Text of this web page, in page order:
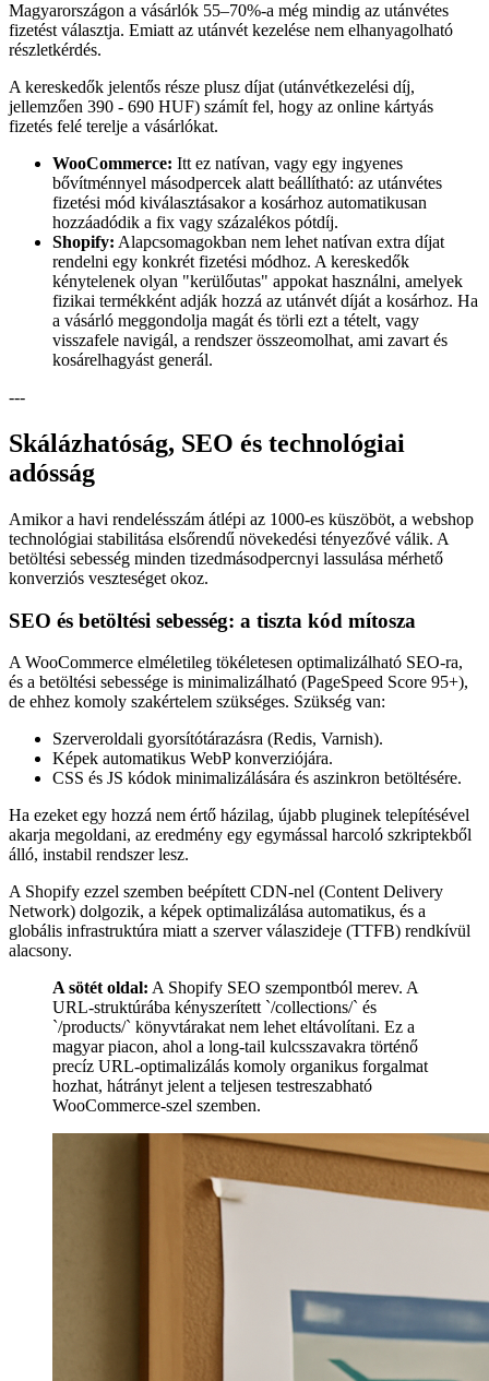
Magyarországon a vásárlók 55–70%-a még mindig az utánvétes
fizetést választja. Emiatt az utánvét kezelése nem elhanyagolható
részletkérdés.
A kereskedők jelentős része plusz díjat (utánvétkezelési díj,
jellemzően 390 - 690 HUF) számít fel, hogy az online kártyás
fizetés felé terelje a vásárlókat.
WooCommerce: Itt ez natívan, vagy egy ingyenes
bővítménnyel másodpercek alatt beállítható: az utánvétes
fizetési mód kiválasztásakor a kosárhoz automatikusan
hozzáadódik a fix vagy százalékos pótdíj.
Shopify: Alapcsomagokban nem lehet natívan extra díjat
rendelni egy konkrét fizetési módhoz. A kereskedők
kénytelenek olyan "kerülőutas" appokat használni, amelyek
fizikai termékként adják hozzá az utánvét díját a kosárhoz. Ha
a vásárló meggondolja magát és törli ezt a tételt, vagy
visszafele navigál, a rendszer összeomolhat, ami zavart és
kosárelhagyást generál.
---
Skálázhatóság, SEO és technológiai
adósság
Amikor a havi rendelésszám átlépi az 1000-es küszöböt, a webshop
technológiai stabilitása elsőrendű növekedési tényezővé válik. A
betöltési sebesség minden tizedmásodpercnyi lassulása mérhető
konverziós veszteséget okoz.
SEO és betöltési sebesség: a tiszta kód mítosza
A WooCommerce elméletileg tökéletesen optimalizálható SEO-ra,
és a betöltési sebessége is minimalizálható (PageSpeed Score 95+),
de ehhez komoly szakértelem szükséges. Szükség van:
Szerveroldali gyorsítótárazásra (Redis, Varnish).
Képek automatikus WebP konverziójára.
CSS és JS kódok minimalizálására és aszinkron betöltésére.
Ha ezeket egy hozzá nem értő házilag, újabb pluginek telepítésével
akarja megoldani, az eredmény egy egymással harcoló szkriptekből
álló, instabil rendszer lesz.
A Shopify ezzel szemben beépített CDN-nel (Content Delivery
Network) dolgozik, a képek optimalizálása automatikus, és a
globális infrastruktúra miatt a szerver válaszideje (TTFB) rendkívül
alacsony.
A sötét oldal: A Shopify SEO szempontból merev. A
URL-struktúrába kényszerített `/collections/` és
`/products/` könyvtárakat nem lehet eltávolítani. Ez a
magyar piacon, ahol a long-tail kulcsszavakra történő
precíz URL-optimalizálás komoly organikus forgalmat
hozhat, hátrányt jelent a teljesen testreszabható
WooCommerce-szel szemben.